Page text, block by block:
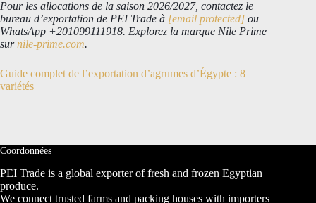
Pour les allocations de la saison 2026/2027, contactez le
bureau d’exportation de PEI Trade à [email protected] ou
WhatsApp +201099111918. Explorez la marque Nile Prime
surnile-prime.com.
Guide complet de l’exportation d’agrumes d’Égypte : 8
variétés
Coordonnées
PEI Trade is a global exporter of fresh and frozen Egyptian
produce.
We connect trusted farms and packing houses with importers